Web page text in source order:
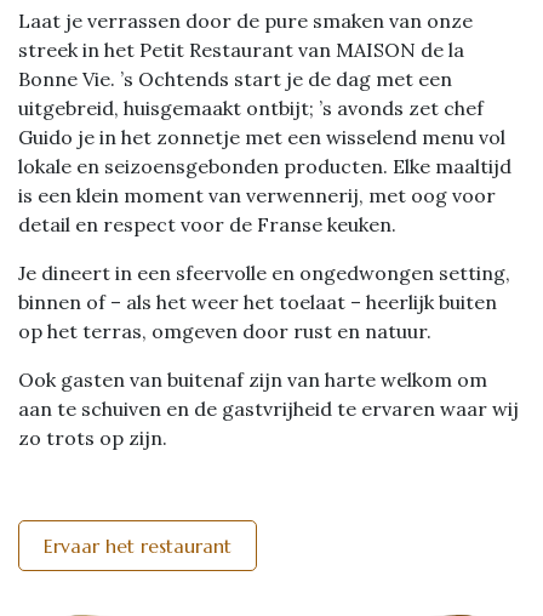
Laat je verrassen door de pure smaken van onze
streek in het Petit Restaurant van MAISON de la
Bonne Vie. ’s Ochtends start je de dag met een
uitgebreid, huisgemaakt ontbijt; ’s avonds zet chef
Guido je in het zonnetje met een wisselend menu vol
lokale en seizoensgebonden producten. Elke maaltijd
is een klein moment van verwennerij, met oog voor
detail en respect voor de Franse keuken.
Je dineert in een sfeervolle en ongedwongen setting,
binnen of – als het weer het toelaat – heerlijk buiten
op het terras, omgeven door rust en natuur.
Ook gasten van buitenaf zijn van harte welkom om
aan te schuiven en de gastvrijheid te ervaren waar wij
zo trots op zijn.
Ervaar het restaurant